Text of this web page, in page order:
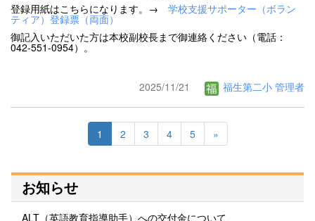
登録用紙はこちらになります。→ 学校支援サポーター（ボラン
ティア）登録票（両面）
御記入いただいた方は本校副校長まで御連絡ください（電話：
042-551-0954）。
2025/11/21 福生第二小 管理者
1 2 3 4 5 »
お知らせ
ALT（英語教育指導助手）への交付金について